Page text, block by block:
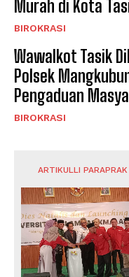
Murah di Kota
BIROKRASI
Wawalkot Tasik
Polsek
Pengaduan
BIROKRASI
ARTIKULLI PARAPRAK